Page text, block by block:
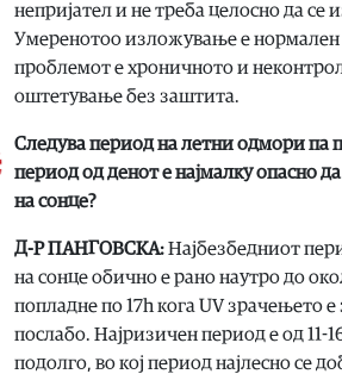
непријател и не треба целосно да се
Умеренотоо изложување е
проблемот е хроничното и
оштетување без заштита.
Следува период на летни одмори па
период од денот е најмалку опасно
на сонце?
Д-Р ПАНГОВСКА:Најбезбедниот
на сонце обично е рано наутро до
попладне по 17h кога UV зрачењето
послабо. Најризичен период е од 11-
подолго, во кој период најлесно се